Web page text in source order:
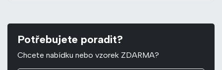
Potřebujete poradit?
Chcete nabídku nebo vzorek ZDARMA?